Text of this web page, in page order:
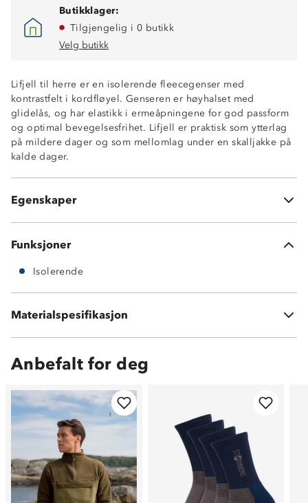
Butikklager:
Tilgjengelig i 0 butikk
Velg butikk
Lifjell til herre er en isolerende fleecegenser med
kontrastfelt i kordfløyel. Genseren er høyhalset med
glidelås, og har elastikk i ermeåpningene for god passform
og optimal bevegelsesfrihet. Lifjell er praktisk som ytterlag
på mildere dager og som mellomlag under en skalljakke på
kalde dager.
Egenskaper
Isolerende
Høy hals med glidelåsåpning
YKK-glidelås
Funksjoner
Isolerende
Materialspesifikasjon
Kontrastmateriale: 98 % bomull og 2 % spandex
Anbefalt for deg